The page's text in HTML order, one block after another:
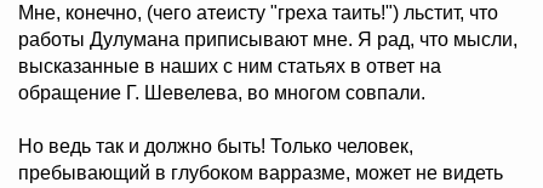
Мне, конечно, (чего атеисту "греха таить!") льстит, что
работы Дулумана приписывают мне. Я рад, что мысли,
высказанные в наших с ним статьях в ответ на
обращение Г. Шевелева, во многом совпали.
Но ведь так и должно быть! Только человек,
пребывающий в глубоком варразме, может не видеть